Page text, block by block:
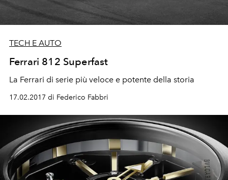
TECH E AUTO
Ferrari 812 Superfast
La Ferrari di serie più veloce e potente della storia
17.02.2017 di Federico Fabbri